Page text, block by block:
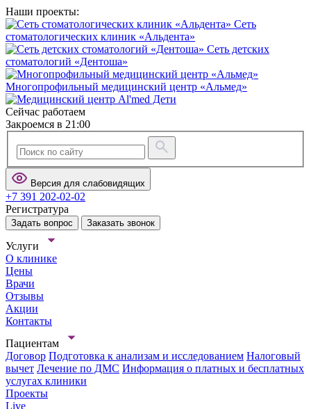
Наши проекты:
Сеть
стоматологических клиник «Альдента»
Сеть детских
стоматологий «Дентоша»
Многопрофильный медицинский центр «Альмед»
Сейчас работаем
Закроемся в 21:00
Версия для слабовидящих
+7 391 202-02-02
Регистратура
Задать вопрос Заказать звонок
Услуги
О клинике
Цены
Врачи
Отзывы
Акции
Контакты
Пациентам
Договор Подготовка к анализам и исследованием Налоговый
вычет Лечение по ДМС Информация о платных и бесплатных
услугах клиники
Проекты
Live